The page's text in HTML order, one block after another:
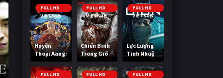
FULL HD
VIETSUB
Huyền
Thoại Aang:
Tiết Khí Sư
Cuối Cùng
FULL HD
VIETSUB
Chiến Binh
Trong Gió
FULL HD
VIETSUB
Lực Lượng
Tinh Nhuệ
FULL HD
FULL HD
FULL HD